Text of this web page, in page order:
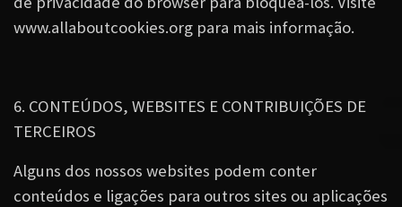
www.allaboutcookies.org para mais informação.
6. CONTEÚDOS, WEBSITES E CONTRIBUIÇÕES DE
TERCEIROS
Alguns dos nossos websites podem conter
conteúdos e ligações para outros sites ou aplicações